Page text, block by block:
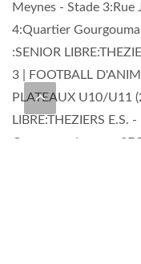
Meynes - Stade 3:Rue
4:Quartier
:SENIOR
3 | FOOTBALL
PLATEAUX U10/U11
LIBRE:THEZIERS
Correspondances :